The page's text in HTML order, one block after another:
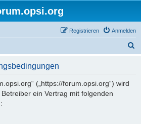
Anmelden
Registrieren
(„https://forum.opsi.org“) wird
ein Vertrag mit folgenden